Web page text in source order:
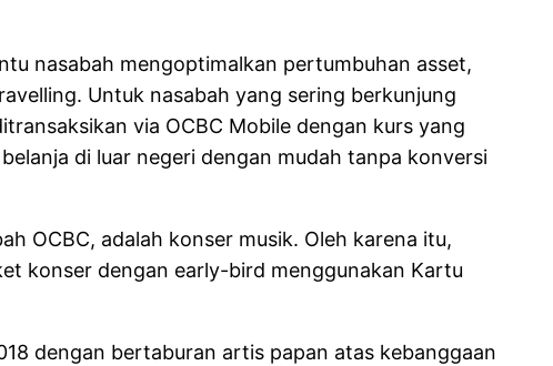
nasabah mengoptimalkan pertumbuhan asset,
Untuk nasabah yang sering berkunjung
via OCBC Mobile dengan kurs yang
di luar negeri dengan mudah tanpa konversi
OCBC, adalah konser musik. Oleh karena itu,
konser dengan early-bird menggunakan Kartu
dengan bertaburan artis papan atas kebanggaan